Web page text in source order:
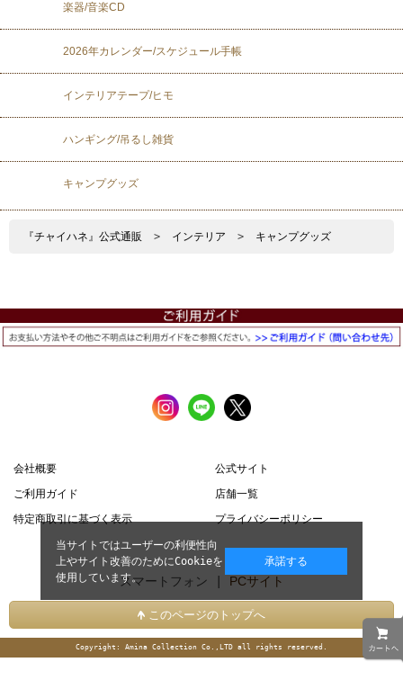
楽器/音楽CD
2026年カレンダー/スケジュール手帳
インテリアテープ/ヒモ
ハンギング/吊るし雑貨
キャンプグッズ
『チャイハネ』公式通販 > インテリア > キャンプグッズ
会社概要
公式サイト
ご利用ガイド
店舗一覧
特定商取引に基づく表示
プライバシーポリシー
スマートフォン | PCサイト
このページのトップへ
Copyright: Amina Collection Co.,LTD all rights reserved.
当サイトではユーザーの利便性向
上やサイト改善のためにCookieを
使用しています。
承諾する